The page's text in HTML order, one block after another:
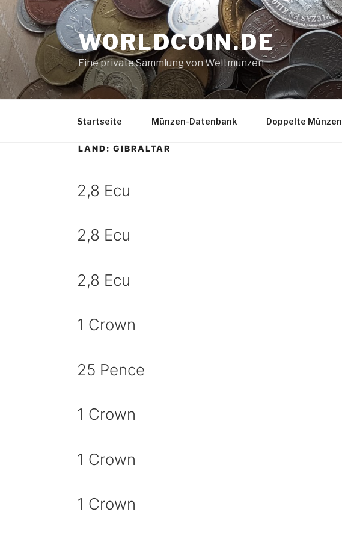
Zum
Inhalt
springen
WORLDCOIN.DE
Eine private Sammlung von Weltmünzen
Startseite Münzen-Datenbank Doppelte Münzen
LAND: GIBRALTAR
2,8 Ecu
2,8 Ecu
2,8 Ecu
1 Crown
25 Pence
1 Crown
1 Crown
1 Crown